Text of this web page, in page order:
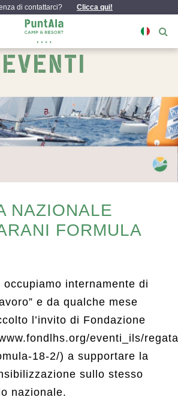
di contattarci? Clicca qui!
EVENTI
NAZIONALE
FORMULA
occupiamo internamente di
e da qualche mese
l’invito di Fondazione
eventi_ils/
18-2/) a supportare la
sullo stesso
nazionale.